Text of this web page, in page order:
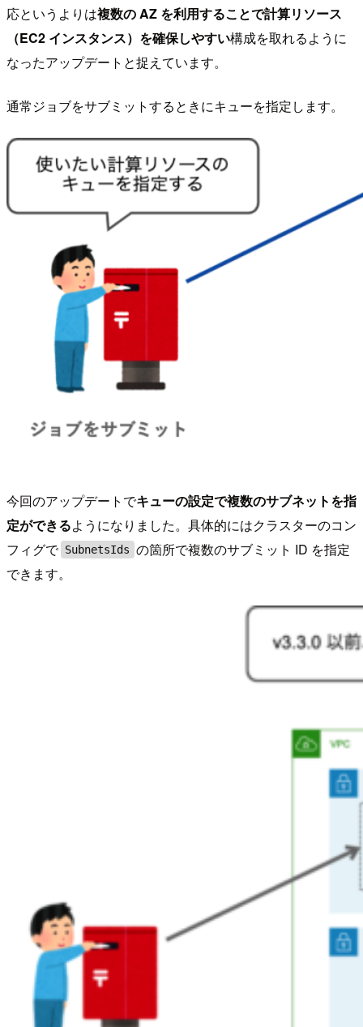
応というよりは複数の AZ を利用することで計算リソース
（EC2 インスタンス）を確保しやすい構成を取れるように
なったアップデートと捉えています。
通常ジョブをサブミットするときにキューを指定します。
今回のアップデートでキューの設定で複数のサブネットを指
定ができるようになりました。具体的にはクラスターのコン
フィグで SubnetsIds の箇所で複数のサブミット ID を指定
できます。